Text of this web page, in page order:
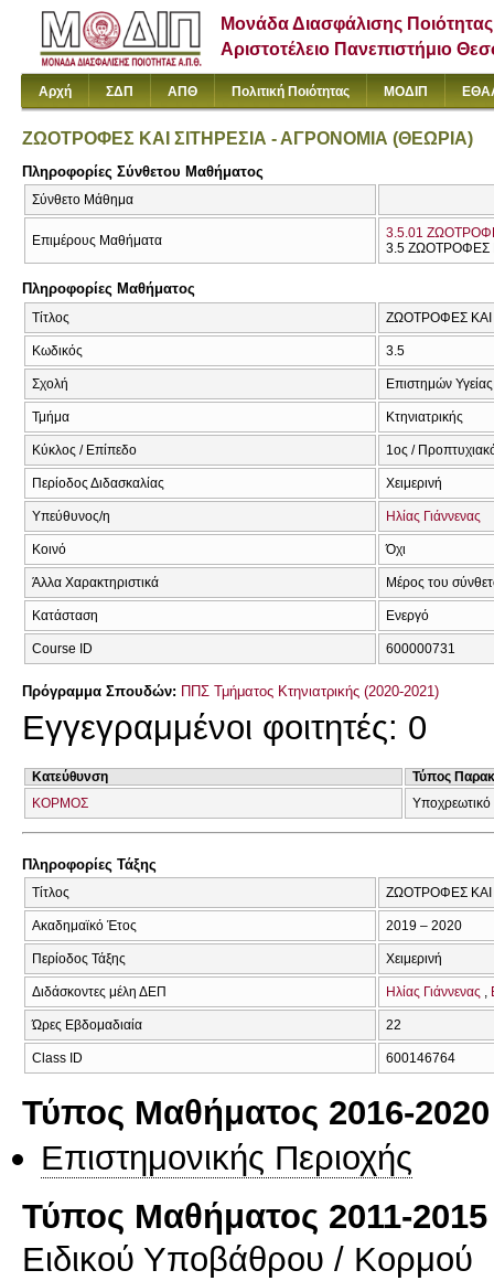
Μονάδα Διασφάλισης Ποιότητας
Αριστοτέλειο Πανεπιστήμιο
Αρχή ΣΔΠ ΑΠΘ Πολιτική Ποιότητας ΜΟΔΙΠ
ΖΩΟΤΡΟΦΕΣ ΚΑΙ ΣΙΤΗΡΕΣΙΑ - ΑΓΡΟΝΟΜΙΑ (ΘΕΩΡΙΑ)
Πληροφορίες Σύνθετου Μαθήματος
Σύνθετο Μάθημα
Επιμέρους Μαθήματα
3.5.01
3.5 ΖΩΟΤΡΟΦΕΣ
Πληροφορίες Μαθήματος
Τίτλος ΖΩΟΤΡΟΦΕΣ ΚΑΙ
Κωδικός 3.5
Σχολή Επιστημών Υγείας
Τμήμα Κτηνιατρικής
Κύκλος / Επίπεδο 1ος /
Περίοδος Διδασκαλίας Χειμερινή
Υπεύθυνος/η Ηλίας Γιάννενας
Κοινό Όχι
Άλλα Χαρακτηριστικά Μέρος του
Κατάσταση Ενεργό
Course ID 600000731
Πρόγραμμα Σπουδών: ΠΠΣ Τμήματος Κτηνιατρικής (2020-2021)
Εγγεγραμμένοι φοιτητές: 0
Κατεύθυνση
Τύπος
ΚΟΡΜΟΣ
Υποχρεωτικό
Πληροφορίες Τάξης
Τίτλος ΖΩΟΤΡΟΦΕΣ ΚΑΙ
Ακαδημαϊκό Έτος 2019 – 2020
Περίοδος Τάξης Χειμερινή
Διδάσκοντες μέλη ΔΕΠ Ηλίας Γιάννενας
Ώρες Εβδομαδιαία 22
Class ID 600146764
Τύπος Μαθήματος 2016-2020
Επιστημονικής Περιοχής
Τύπος Μαθήματος 2011-2015
Ειδικού Υποβάθρου / Κορμού